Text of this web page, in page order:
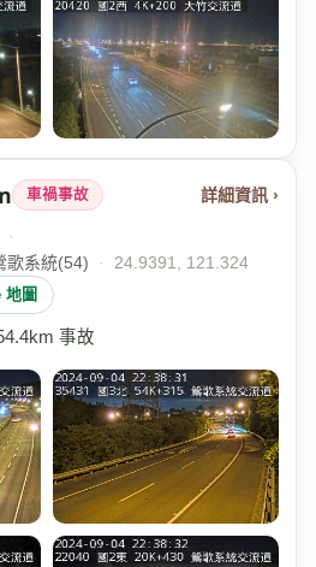
車禍事故 詳細資訊 ›
·
歌系統(54)
· 24.9391, 121.324
圖
事故